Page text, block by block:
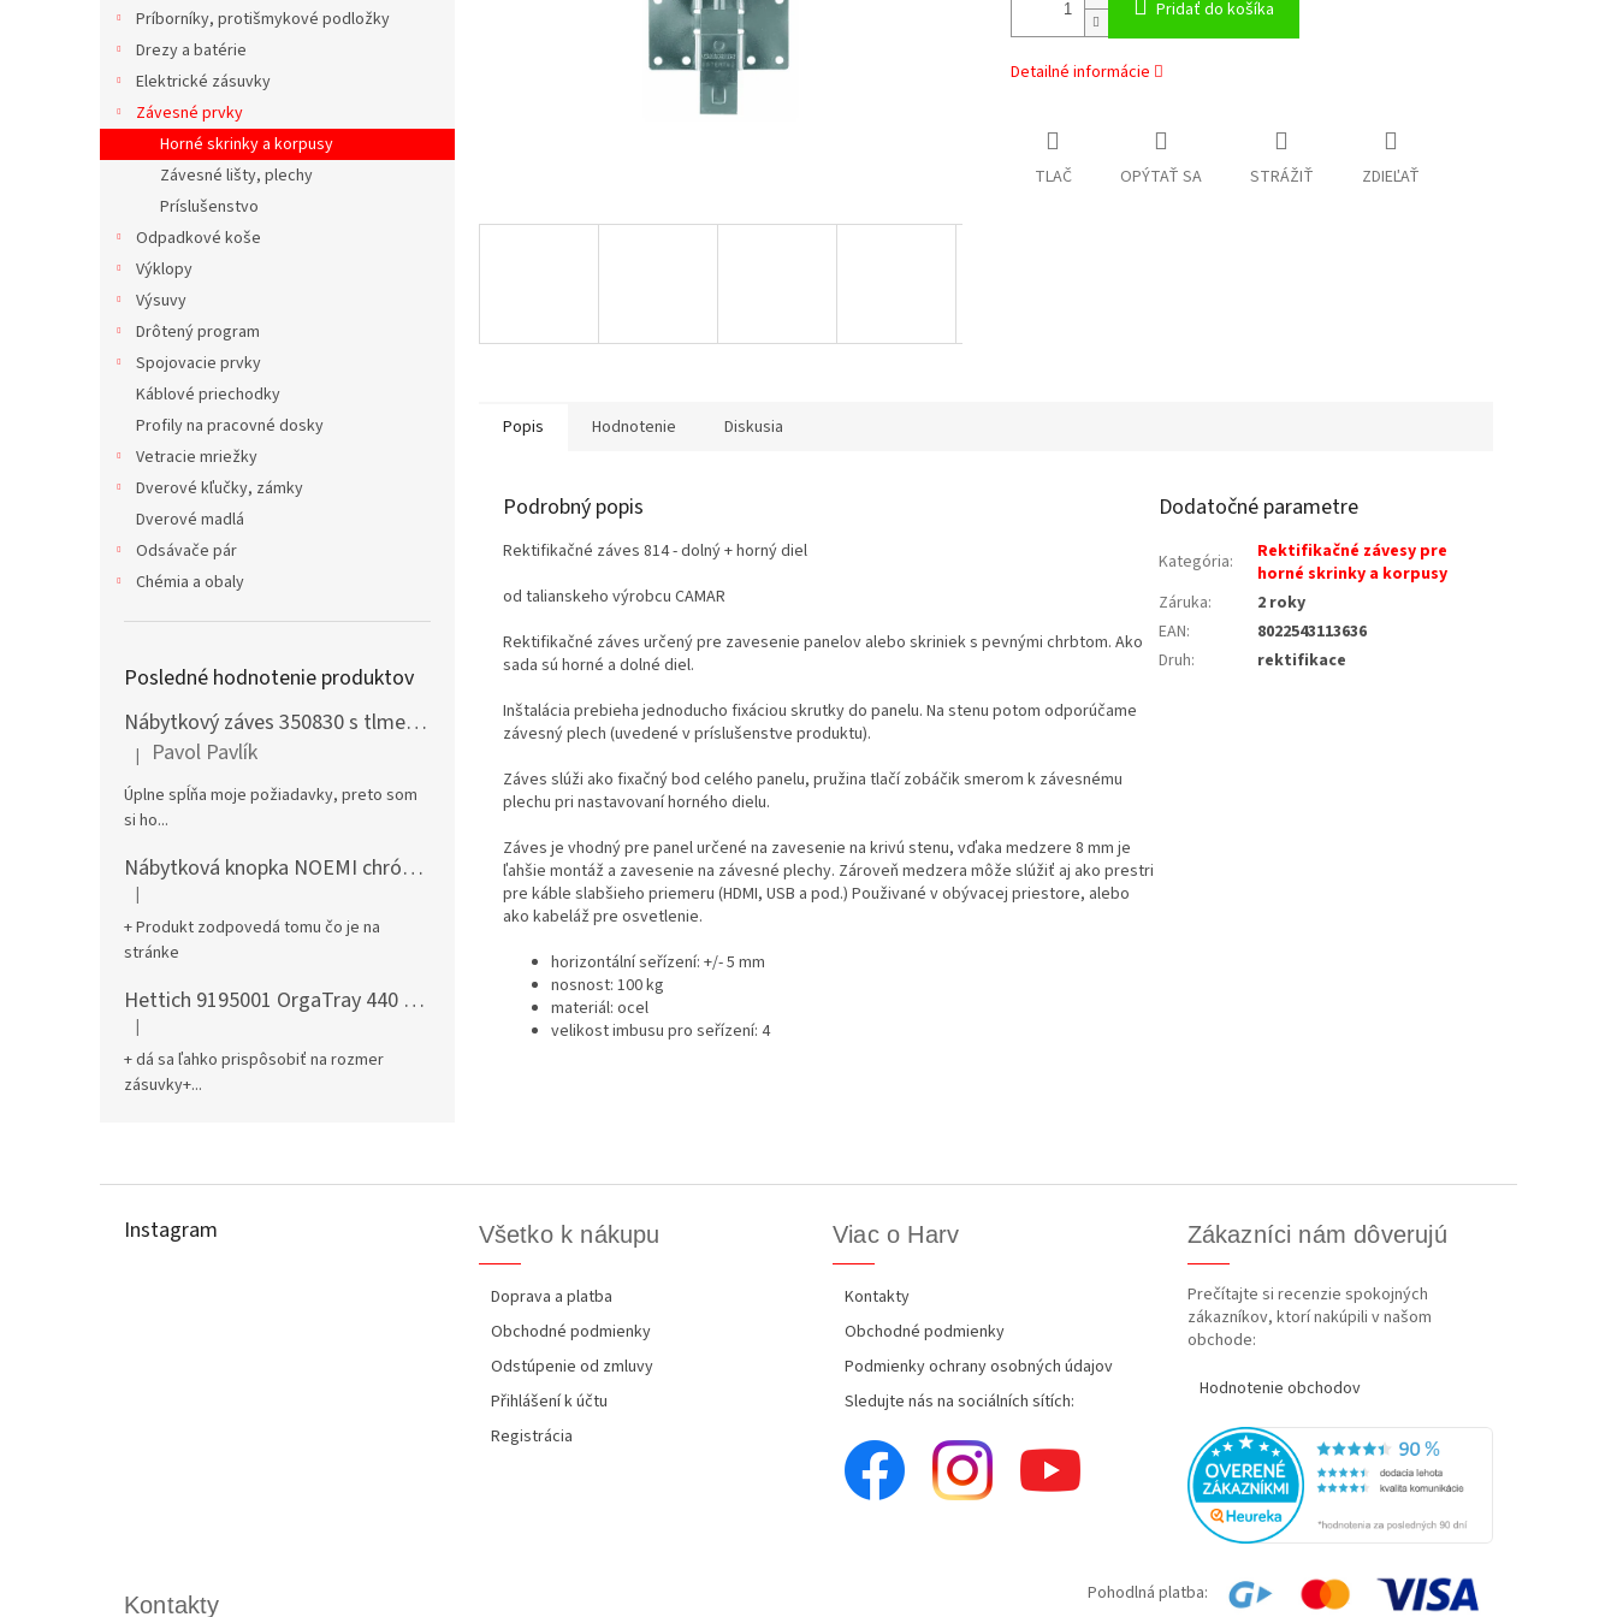
Príborníky, protišmykové podložky
Drezy a batérie
Elektrické zásuvky
Závesné prvky
Horné skrinky a korpusy
Závesné lišty, plechy
Príslušenstvo
Odpadkové koše
Výklopy
Výsuvy
Drôtený program
Spojovacie prvky
Káblové priechodky
Profily na pracovné dosky
Vetracie mriežky
Dverové kľučky, zámky
Dverové madlá
Odsávače pár
Chémia a obaly
Posledné hodnotenie produktov
Nábytkový záves 350830 s tlmením naložený + podložka H0 na vrut
Hodnotenie produktu je 5 z 5 hviezdičiek.
| Pavol Pavlík
Úplne spĺňa moje požiadavky, preto som
si ho...
Nábytková knopka NOEMI chróm satén
Hodnotenie produktu je 5 z 5 hviezdičiek.
|
+ Produkt zodpovedá tomu čo je na
stránke
Hettich 9195001 OrgaTray 440 701-800/441-520 mm antracit
Hodnotenie produktu je 5 z 5 hviezdičiek.
|
+ dá sa ľahko prispôsobiť na rozmer
zásuvky+...
Pridať do košíka
Detailné informácie
TLAČ OPÝTAŤ SA STRÁŽIŤ ZDIEĽAŤ
Popis Hodnotenie Diskusia
Podrobný popis
Rektifikačné záves 814 - dolný + horný diel
od talianskeho výrobcu CAMAR
Rektifikačné záves určený pre zavesenie panelov alebo skriniek s pevnými chrbtom. Ako
sada sú horné a dolné diel.
Inštalácia prebieha jednoducho fixáciou skrutky do panelu. Na stenu potom odporúčame
závesný plech (uvedené v príslušenstve produktu).
Záves slúži ako fixačný bod celého panelu, pružina tlačí zobáčik smerom k závesnému
plechu pri nastavovaní horného dielu.
Záves je vhodný pre panel určené na zavesenie na krivú stenu, vďaka medzere 8 mm je
ľahšie montáž a zavesenie na závesné plechy. Zároveň medzera môže slúžiť aj ako prestri
pre káble slabšieho priemeru (HDMI, USB a pod.) Použivané v obývacej priestore, alebo
ako kabeláž pre osvetlenie.
horizontální seřízení: +/- 5 mm
nosnost: 100 kg
materiál: ocel
velikost imbusu pro seřízení: 4
Dodatočné parametre
Kategória:
Rektifikačné závesy pre
horné skrinky a korpusy
Záruka:
2 roky
EAN:
8022543113636
Druh: rektifikace
Instagram Všetko k nákupu
Doprava a platba
Obchodné podmienky
Odstúpenie od zmluvy
Přihlášení k účtu
Registrácia
Viac o Harv
Kontakty
Obchodné podmienky
Podmienky ochrany osobných údajov
Sledujte nás na sociálních sítích:
Zákazníci nám dôverujú
Prečítajte si recenzie spokojných
zákazníkov, ktorí nakúpili v našom
obchode:
Hodnotenie obchodov
Kontakty Pohodlná platba: